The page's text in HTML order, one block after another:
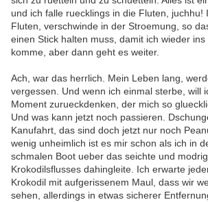
und ich falle ruecklings in die Fluten, juchhu!
Fluten, verschwinde in der Stroemung, so
einen Stick halten muss, damit ich wieder
komme, aber dann geht es weiter.
Ach, war das herrlich. Mein Leben lang,
vergessen. Und wenn ich einmal sterbe, will
Moment zurueckdenken, der mich so
Und was kann jetzt noch passieren.
Kanufahrt, das sind doch jetzt nur noch
wenig unheimlich ist es mir schon als ich in
schmalen Boot ueber das seichte und
Krokodilsflusses dahingleite. Ich erwarte
Krokodil mit aufgerissenem Maul, dass wir
sehen, allerdings in etwas sicherer